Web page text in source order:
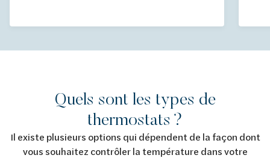
Quels sont les types de
thermostats ?
Il existe plusieurs options qui dépendent de la façon dont
vous souhaitez contrôler la température dans votre